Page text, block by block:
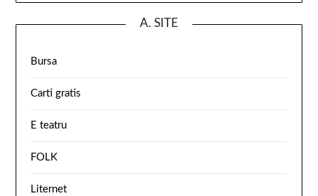
A. SITE
Bursa
Carti gratis
E teatru
FOLK
Liternet